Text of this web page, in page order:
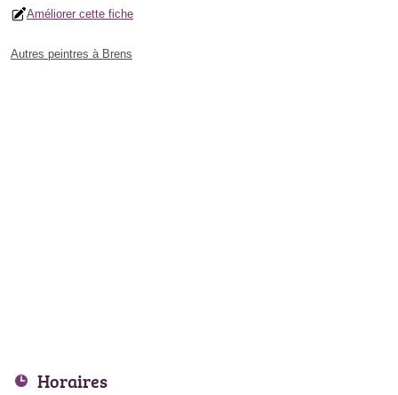
Améliorer cette fiche
Autres peintres à Brens
Horaires